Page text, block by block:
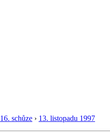
16. schůze › 13. listopadu 1997